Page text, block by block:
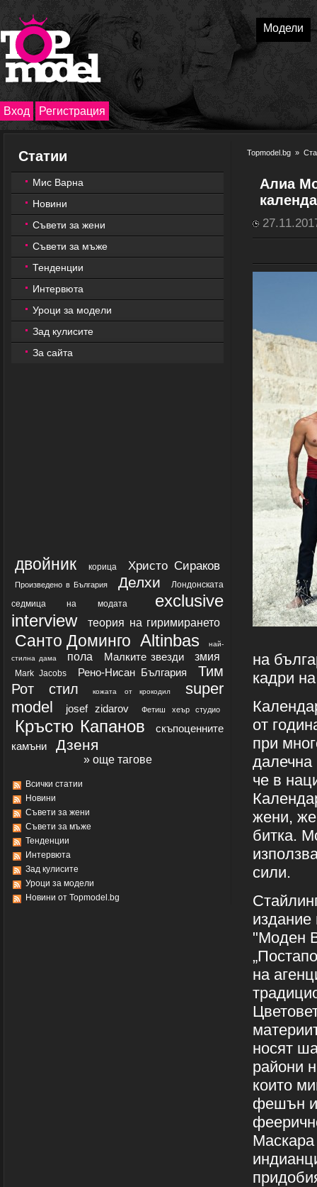
Модели
Вход Регистрация
Статии
Мис Варна
Новини
Съвети за жени
Съвети за мъже
Тенденции
Интервюта
Уроци за модели
Зад кулисите
За сайта
двойник корица Христо Сираков
Произведено в България Делхи
Лондонската
седмица на модата
exclusive
interview
теория на гиримирането
Санто Доминго Altinbas
най-
стилна дама
пола Малките звезди змия
Mark Jacobs Рено-Нисан България
Тим
Рот
стил кожата от крокодил
super
model
josef zidarov Фетиш хеър студио
Кръстю Капанов
скъпоценните
камъни
Дзеня
» още тагове
Всички статии
Новини
Съвети за жени
Съвети за мъже
Тенденции
Интервюта
Зад кулисите
Уроци за модели
Новини от Topmodel.bg
Topmodel.bg »
Алиа
на
кадри
от
при
далечна
че в
жени,
битка.
сили.
издание
"Моден
на
носят
райони
които
фешън и
Маскара